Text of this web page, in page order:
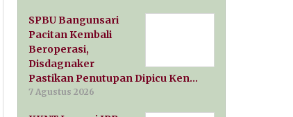
SPBU Bangunsari
Pacitan Kembali
Beroperasi,
Disdagnaker
Pastikan Penutupan Dipicu Ken…
7 Agustus 2026